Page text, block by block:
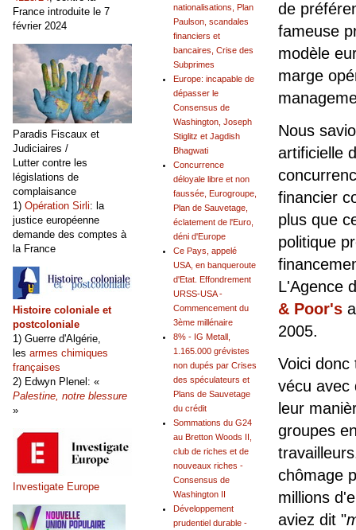
de
fameuse
modèle
marge
Nous
artificielle
financier
plus que
politique
L'Agence
& Poor's
2005.
Voici
vécu avec
leur
groupes
chômage
millions
aviez dit "
nationalisations, Plan
Paulson, scandales
financiers et
bancaires, Crise des
Subprimes
Europe: incapable de
dépasser le
Consensus de
Washington, Joseph
Stiglitz et Jagdish
Bhagwati
Concurrence
déloyale libre et non
faussée, Eurogroupe,
Plan de Sauvetage,
éclatement de l'Euro,
déni d'Europe
Ce Pays, appelé
USA, en banqueroute
d'Etat. Effondrement
URSS-USA -
Commencement du
3ème millénaire
8% - IG Metall,
1.165.000 grévistes
non dupés par Crises
des spéculateurs et
Plans de Sauvetage
du crédit
Sommations du G24
au Bretton Woods II,
club de riches et de
nouveaux riches -
Consensus de
Washington II
Développement
prudentiel durable -
France introduite le 7
février 2024
Paradis Fiscaux et
Judiciaires /
Lutter contre les
législations de
complaisance
1) Opération Sirli: la
justice européenne
demande des comptes à
la France
Histoire coloniale et
postcoloniale
1) Guerre d'Algérie,
les armes chimiques
françaises
2) Edwyn Plenel: «
Palestine, notre blessure
»
Investigate Europe